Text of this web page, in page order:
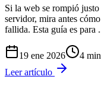
Si la web se rompió
servidor, mira antes
fallida. Esta guía es para
19 ene 2026 4 min
Leer artículo